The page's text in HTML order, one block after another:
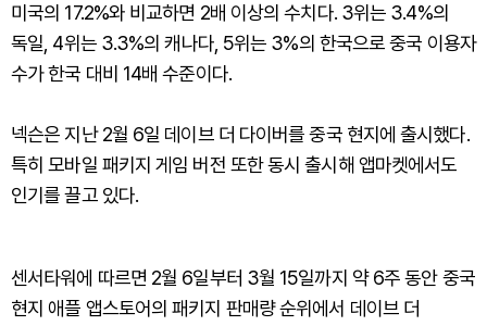
미국의 17.2%와 비교하면 2배 이상의 수치다. 3위는 3.4%의
독일, 4위는 3.3%의 캐나다, 5위는 3%의 한국으로 중국 이용자
수가 한국 대비 14배 수준이다.
넥슨은 지난 2월 6일 데이브 더 다이버를 중국 현지에 출시했다.
특히 모바일 패키지 게임 버전 또한 동시 출시해 앱마켓에서도
인기를 끌고 있다.
센서타워에 따르면 2월 6일부터 3월 15일까지 약 6주 동안 중국
현지 애플 앱스토어의 패키지 판매량 순위에서 데이브 더